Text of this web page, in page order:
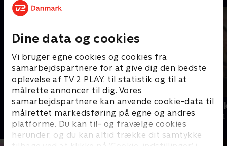
Dine data og cookies
Vi bruger egne cookies og cookies fra
samarbejdspartnere for at give dig den bedste
oplevelse af TV 2 PLAY, til statistik og til at
målrette annoncer til dig. Vores
samarbejdspartnere kan anvende cookie-data til
målrettet markedsføring på egne og andres
platforme. Du kan til- og fravælge cookies
herunder, og du kan altid trække dit samtykke
Mor på Onlyfans
Dokumentar
Børn på
Dokumentar •